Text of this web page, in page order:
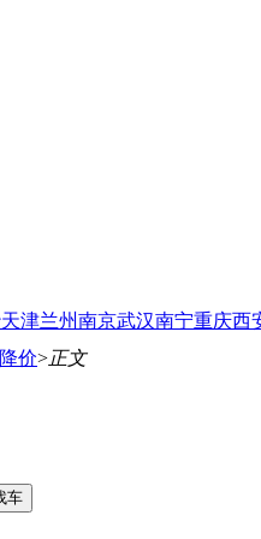
天津兰州南京武汉南宁重庆西
降价>正文